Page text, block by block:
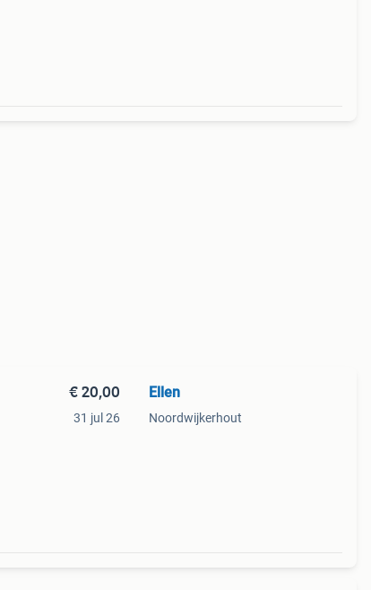
€ 20,00
31 jul 26
Ellen
Noordwijkerhout